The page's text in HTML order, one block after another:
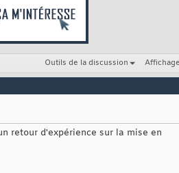
Outils de la discussion Affichage
retour d'expérience sur la mise en